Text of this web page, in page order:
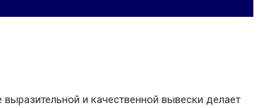
и качественной вывески делает